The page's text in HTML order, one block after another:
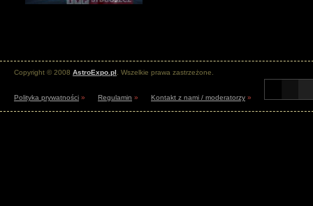
Copyright © 2008 AstroExpo.pl . Wszelkie prawa zastrzeżone.
Polityka prywatności » Regulamin » Kontakt z nami / moderatorzy »